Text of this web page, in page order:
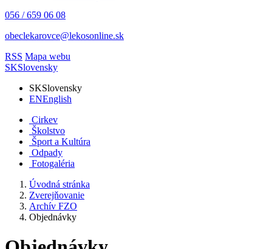
056 / 659 06 08
obeclekarovce@lekosonline.sk
RSS Mapa webu
SKSlovensky
SKSlovensky
ENEnglish
Cirkev
Školstvo
Šport a Kultúra
Odpady
Fotogaléria
Úvodná stránka
Zverejňovanie
Archív FZO
Objednávky